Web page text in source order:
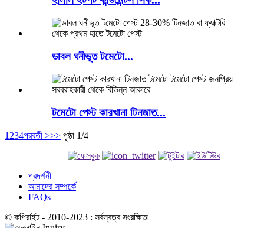
ডাবল ঘনীভূত টমেটো...
টমেটো পেস্ট কারখানা টিনজাত...
1 234পরবর্তী >>> পৃষ্ঠা 1/4
প্রদর্শনী
আমাদের সম্পর্কে
FAQs
© কপিরাইট - 2010-2023 : সর্বস্বত্ব সংরক্ষিত৷